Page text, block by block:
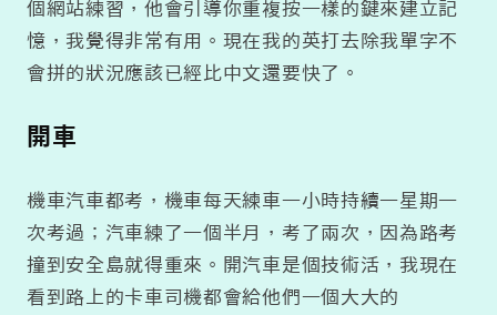
個網站練習，他會引導你重複按一樣的鍵來建立記
憶，我覺得非常有用。現在我的英打去除我單字不
會拼的狀況應該已經比中文還要快了。
開車
機車汽車都考，機車每天練車一小時持續一星期一
次考過；汽車練了一個半月，考了兩次，因為路考
撞到安全島就得重來。開汽車是個技術活，我現在
看到路上的卡車司機都會給他們一個大大的